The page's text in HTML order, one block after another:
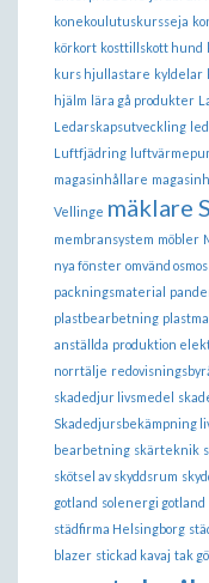
konekoulutuskursseja
körkort kosttillskott hund
kurs hjullastare kyldelar
hjälm lära gå produkter
Ledarskapsutveckling
Luftfjädring
magasinhållare
Vellinge mäklare
membransystem möbler
nya fönster omvänd osmos
packningsmaterial
plastbearbetning
anställda produktion
norrtälje
skadedjur livsmedel
Skadedjursbekämpning
bearbetning skärteknik
skötsel av skyddsrum
gotland solenergi gotland
städfirma Helsingborg
blazer stickad kavaj tak